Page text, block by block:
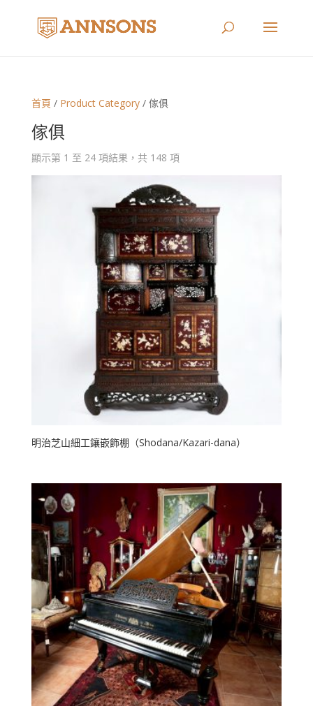
首頁 / Product Category/ 傢俱
傢俱
顯示第 1 至 24 項結果，共 148 項
明治芝山細工鑲嵌飾棚（Shodana/Kazari-dana）